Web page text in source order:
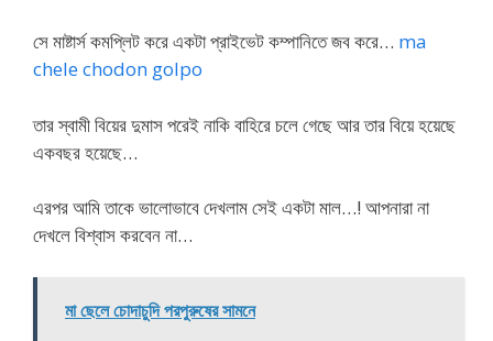
সে মাষ্টার্স কমপ্লিট করে একটা প্রাইভেট কম্পানিতে জব করে… ma
chele chodon golpo
তার স্বামী বিয়ের দুমাস পরেই নাকি বাহিরে চলে গেছে আর তার বিয়ে হয়েছে
একবছর হয়েছে…
এরপর আমি তাকে ভালোভাবে দেখলাম সেই একটা মাল…! আপনারা না
দেখলে বিশ্বাস করবেন না…
মা ছেলে চোদাচুদি পরপুরুষের সামনে